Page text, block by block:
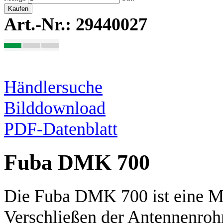
Kaufen
Art.-Nr.: 29440027
Händlersuche
Bilddownload
PDF-Datenblatt
Fuba DMK 700
Die Fuba DMK 700 ist eine
Verschließen der